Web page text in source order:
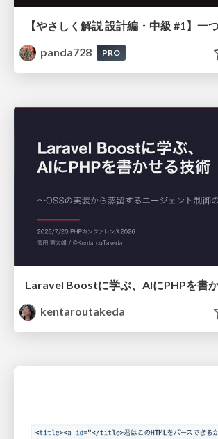
panda728
PRO
kentaroutakeda